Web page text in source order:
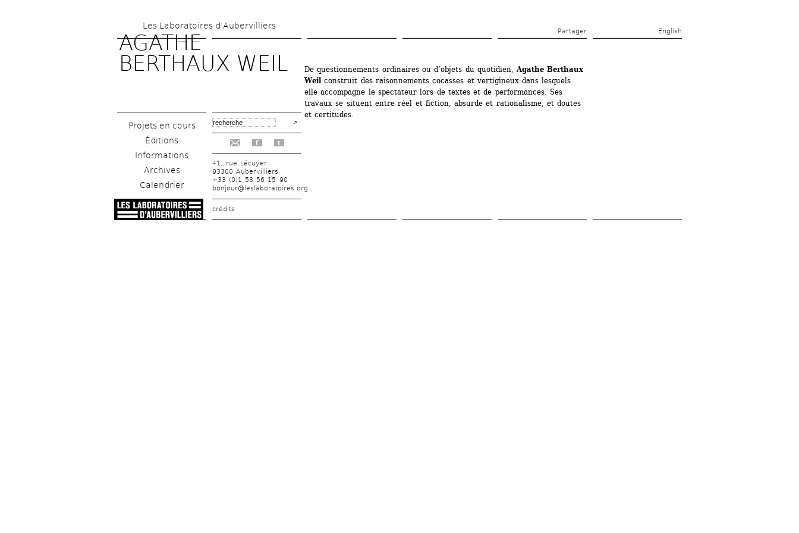
contenu
Les Laboratoires d’Aubervilliers
Partager English
AGATHE
BERTHAUX WEIL
Projets en cours
Éditions
Informations
Archives
Calendrier
f t
41, rue Lécuyer
93300 Aubervilliers
+33 (0)1 53 56 15 90
bonjour@leslaboratoires.org
crédits
De questionnements ordinaires ou d’objets du quotidien, Agathe Berthaux
Weilconstruit des raisonnements cocasses et vertigineux dans lesquels
elle accompagne le spectateur lors de textes et de performances. Ses
travaux se situent entre réel et fiction, absurde et rationalisme, et doutes
et certitudes.